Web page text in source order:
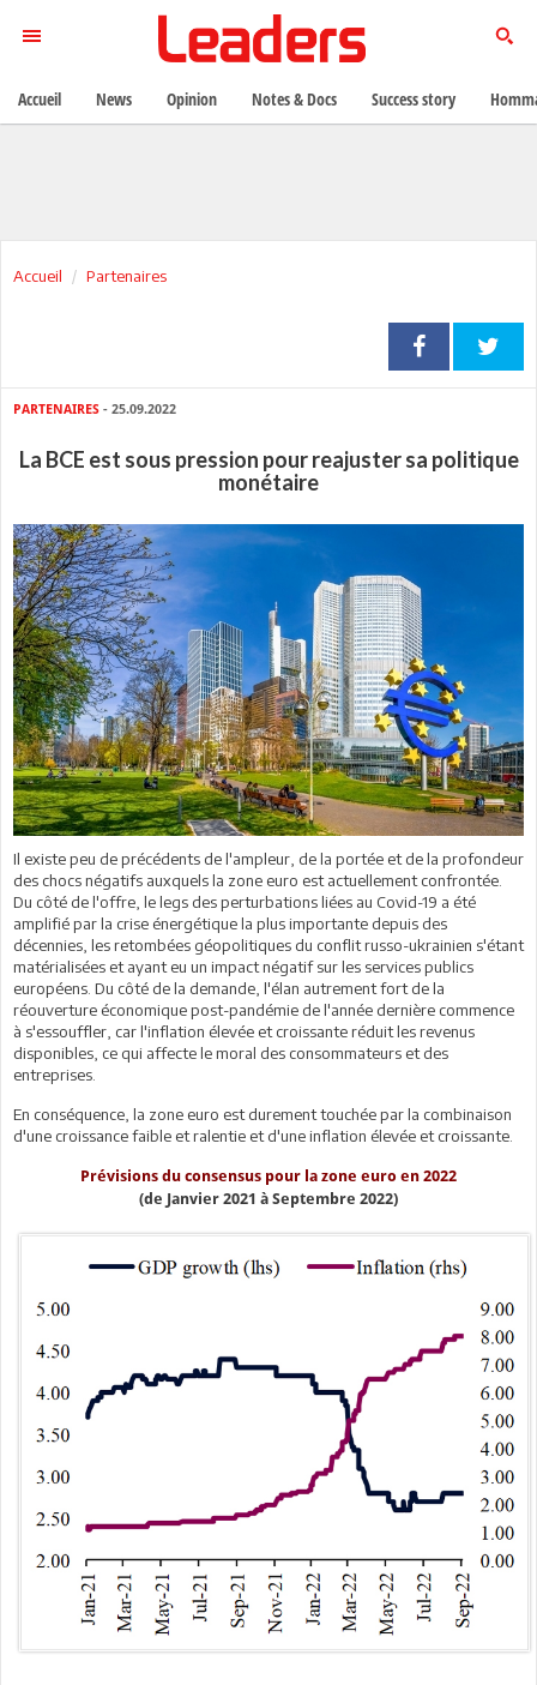
Accueil Partenaires
PARTENAIRES - 25.09.2022
La BCE est sous pression pour reajuster sa politique
monétaire
Il existe peu de précédents de l'ampleur, de la portée et de la profondeur
des chocs négatifs auxquels la zone euro est actuellement confrontée.
Du côté de l'offre, le legs des perturbations liées au Covid-19 a été
amplifié par la crise énergétique la plus importante depuis des
décennies, les retombées géopolitiques du conflit russo-ukrainien s'étant
matérialisées et ayant eu un impact négatif sur les services publics
européens. Du côté de la demande, l'élan autrement fort de la
réouverture économique post-pandémie de l'année dernière commence
à s'essouffler, car l'inflation élevée et croissante réduit les revenus
disponibles, ce qui affecte le moral des consommateurs et des
entreprises.
En conséquence, la zone euro est durement touchée par la combinaison
d'une croissance faible et ralentie et d'une inflation élevée et croissante.
Prévisions du consensus pour la zone euro en 2022
(de Janvier 2021 à Septembre 2022)
Accueil News Opinion Notes & Docs Success story